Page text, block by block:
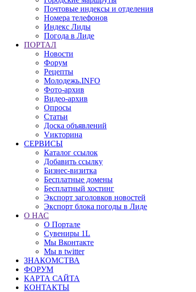
Почтовые индексы и отделения
Номера телефонов
Индекс Лиды
Погода в Лиде
ПОРТАЛ
Новости
Форум
Рецепты
Молодежь.INFO
Фото-архив
Видео-архив
Опросы
Статьи
Доска объявлений
Vикторина
СЕРВИСЫ
Каталог ссылок
Добавить ссылку
Бизнес-визитка
Бесплатные домены
Бесплатный хостинг
Экспорт заголовков новостей
Экспорт блока погоды в Лиде
О НАС
О Портале
Сувениры 1L
Мы Вконтакте
Мы в twitter
ЗНАКОМСТВА
ФОРУМ
КАРТА САЙТА
КОНТАКТЫ